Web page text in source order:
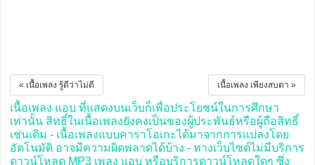
เนื้อเพลง เพียงสบตา »
« เนื้อเพลง รู้ดีว่าไม่ดี
เนื้อเพลง แอบ ที่แสดงบนเว็บก็เพื่อประโยชน์ในการศึกษา
เท่านั้น สิทธิ์ในเนื้อเพลงยังคงเป็นของผู้ประพันธ์หรือผู้ถือสิทธิ์
เช่นเดิม - เนื้อเพลงแบบคาราโอเกะได้มาจากการแปลงโดย
อัตโนมัติ อาจมีความผิดพลาดได้บ้าง - ทางเว็บไซต์ไม่มีบริการ
ดาวน์โหลด MP3 เพลง แอบ หรือบริการดาวน์โหลดใดๆ ซึ่ง